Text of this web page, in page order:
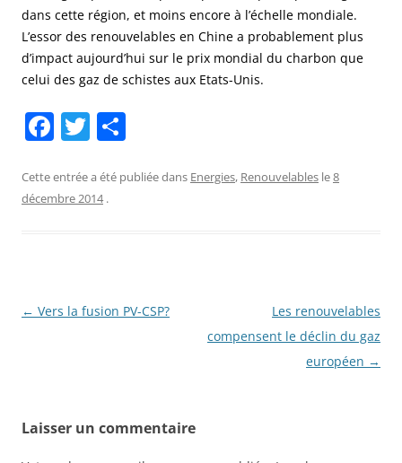
dans cette région, et moins encore à l’échelle mondiale.
L’essor des renouvelables en Chine a probablement plus
d’impact aujourd’hui sur le prix mondial du charbon que
celui des gaz de schistes aux Etats-Unis.
F
c
e
o
k
T
itt
er
ta
Cette entrée a été publiée dans Energies, Renouvelables le8
décembre 2014 .
Navigation
← Vers la fusion PV-CSP?
Les renouvelables
compensent le déclin du gaz
européen →
Laisser un commentaire